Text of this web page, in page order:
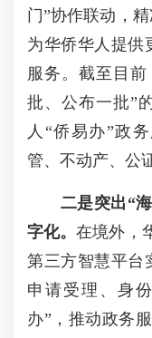
门”协作联动，
为华侨华人提供
服务。截至目
批、公布一批”
人“侨易办”政
管、不动产、公
二是突出“
字化。在境外，
第三方智慧平台
申请受理、身
办”，推动政务